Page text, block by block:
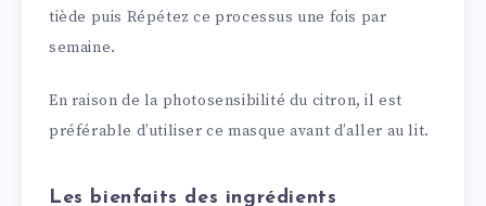
tiède puis Répétez ce processus une fois par
semaine.
En raison de la photosensibilité du citron, il est
préférable d’utiliser ce masque avant d’aller au lit.
Les bienfaits des ingrédients